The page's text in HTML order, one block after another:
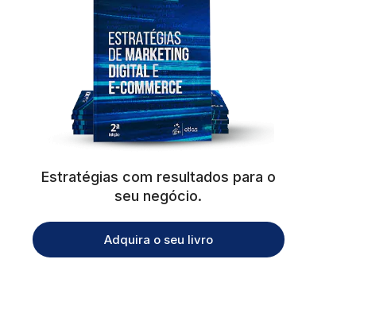
Estratégias com resultados para o
seu negócio.
Adquira o seu livro